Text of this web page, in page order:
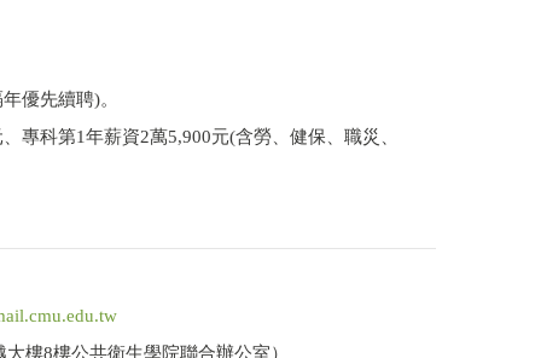
優先續聘)。
專科第1年薪資2萬5,900元(含勞、健保、職災、
樓8樓公共衛生學院聯合辦公室）